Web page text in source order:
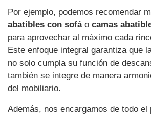
Por ejemplo, podemos recomendar
abatibles con sofáo camas
para aprovechar al máximo cada
Este enfoque integral garantiza que
no solo cumpla su función de
también se integre de manera
del mobiliario.
Además, nos encargamos de todo